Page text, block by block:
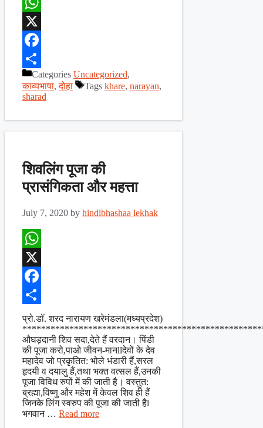
WhatsApp
X
Facebook
ShareCategories Uncategorized,
काव्यभाषा,दोहा Tags khare, narayan,
sharad
शिवलिंग पूजा की
प्रासंगिकता और महत्ता
July 7, 2020 by hindibhashaa lekhak
WhatsApp
X
Facebook
Share
प्रो.डॉ. शरद नारायण खरेमंडला(मध्यप्रदेश)
औघड़दानी शिव सदा,देते हैं वरदान। पिंडी
की पूजा करो,पाओ जीवन-मानllदेवों के देव
महादेव जो प्रकृतित: भोले भंडारी हैं,सरल
हृदयी व दयालु हैं,तथा भक्त वत्सल हैं,उनकी
पूजा विविध रुपों में की जाती है। वस्तुत:
ब्रह्मा,विष्‍णु और महेश में केवल शिव ही हैं
जिनके लिंग स्वरुप की पूजा की जाती हैl
भगवान … Read more